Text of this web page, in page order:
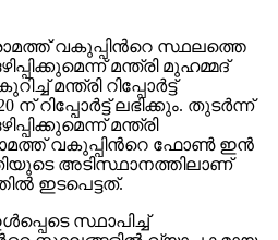
വകുപ്പിന്‍റെ സ്ഥലത്തെ
മന്ത്രി മുഹമ്മദ്
മന്ത്രി റിപ്പോര്‍ട്ട്
ന് റിപ്പോര്‍ട്ട് ലഭിക്കും. തുടര്‍ന്ന്
മന്ത്രി
വകുപ്പിന്‍റെ ഫോണ്‍ ഇന്‍
അടിസ്ഥാനത്തിലാണ്
ഇടപെട്ടത്.
സ്ഥാപിച്ച്